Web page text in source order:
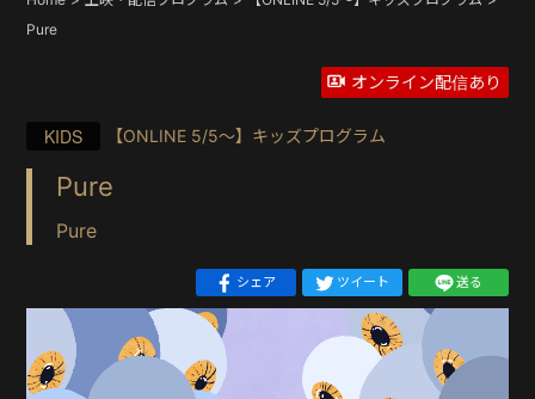
Pure
KIDS 【ONLINE 5/5〜】キッズプログラム
オンライン配信あり
Pure
Pure
シェア ツイート 送る